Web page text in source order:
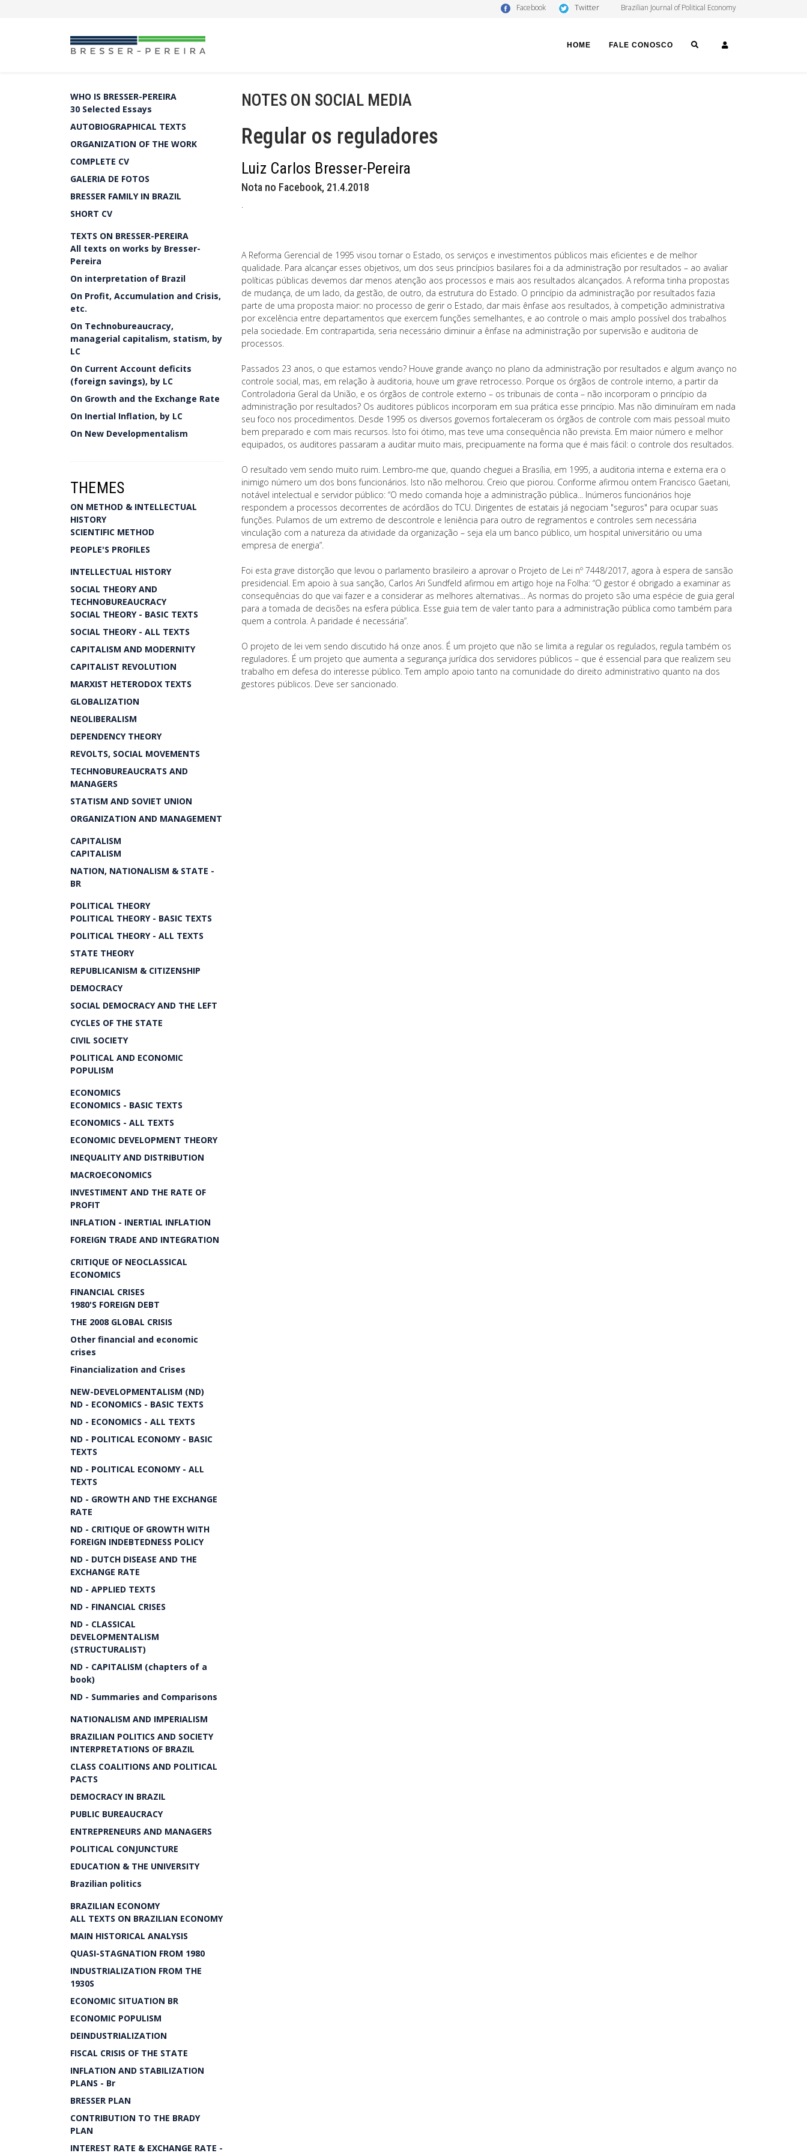
Facebook Twitter Brazilian Journal of Political Economy
HOME FALE CONOSCO SEARCH
WHO IS BRESSER-PEREIRA
30 Selected Essays
AUTOBIOGRAPHICAL TEXTS
ORGANIZATION OF THE WORK
COMPLETE CV
GALERIA DE FOTOS
BRESSER FAMILY IN BRAZIL
SHORT CV
TEXTS ON BRESSER-PEREIRA
All texts on works by Bresser-
Pereira
On interpretation of Brazil
On Profit, Accumulation and Crisis,
etc.
On Technobureaucracy,
managerial capitalism, statism, by
LC
On Current Account deficits
(foreign savings), by LC
On Growth and the Exchange Rate
On Inertial Inflation, by LC
On New Developmentalism
THEMES
ON METHOD & INTELLECTUAL
HISTORY
SCIENTIFIC METHOD
PEOPLE'S PROFILES
INTELLECTUAL HISTORY
SOCIAL THEORY AND
TECHNOBUREAUCRACY
SOCIAL THEORY - BASIC TEXTS
SOCIAL THEORY - ALL TEXTS
CAPITALISM AND MODERNITY
CAPITALIST REVOLUTION
MARXIST HETERODOX TEXTS
GLOBALIZATION
NEOLIBERALISM
DEPENDENCY THEORY
REVOLTS, SOCIAL MOVEMENTS
TECHNOBUREAUCRATS AND
MANAGERS
STATISM AND SOVIET UNION
ORGANIZATION AND MANAGEMENT
CAPITALISM
CAPITALISM
NATION, NATIONALISM & STATE -
BR
POLITICAL THEORY
POLITICAL THEORY - BASIC TEXTS
POLITICAL THEORY - ALL TEXTS
STATE THEORY
REPUBLICANISM & CITIZENSHIP
DEMOCRACY
SOCIAL DEMOCRACY AND THE LEFT
CYCLES OF THE STATE
CIVIL SOCIETY
POLITICAL AND ECONOMIC
POPULISM
ECONOMICS
ECONOMICS - BASIC TEXTS
ECONOMICS - ALL TEXTS
ECONOMIC DEVELOPMENT THEORY
INEQUALITY AND DISTRIBUTION
MACROECONOMICS
INVESTIMENT AND THE RATE OF
PROFIT
INFLATION - INERTIAL INFLATION
FOREIGN TRADE AND INTEGRATION
CRITIQUE OF NEOCLASSICAL
ECONOMICS
FINANCIAL CRISES
1980'S FOREIGN DEBT
THE 2008 GLOBAL CRISIS
Other financial and economic
crises
Financialization and Crises
NEW-DEVELOPMENTALISM (ND)
ND - ECONOMICS - BASIC TEXTS
ND - ECONOMICS - ALL TEXTS
ND - POLITICAL ECONOMY - BASIC
TEXTS
ND - POLITICAL ECONOMY - ALL
TEXTS
ND - GROWTH AND THE EXCHANGE
RATE
ND - CRITIQUE OF GROWTH WITH
FOREIGN INDEBTEDNESS POLICY
ND - DUTCH DISEASE AND THE
EXCHANGE RATE
ND - APPLIED TEXTS
ND - FINANCIAL CRISES
ND - CLASSICAL
DEVELOPMENTALISM
(STRUCTURALIST)
ND - CAPITALISM (chapters of a
book)
ND - Summaries and Comparisons
NATIONALISM AND IMPERIALISM
BRAZILIAN POLITICS AND SOCIETY
INTERPRETATIONS OF BRAZIL
CLASS COALITIONS AND POLITICAL
PACTS
DEMOCRACY IN BRAZIL
PUBLIC BUREAUCRACY
ENTREPRENEURS AND MANAGERS
POLITICAL CONJUNCTURE
EDUCATION & THE UNIVERSITY
Brazilian politics
BRAZILIAN ECONOMY
ALL TEXTS ON BRAZILIAN ECONOMY
MAIN HISTORICAL ANALYSIS
QUASI-STAGNATION FROM 1980
INDUSTRIALIZATION FROM THE
1930S
ECONOMIC SITUATION BR
ECONOMIC POPULISM
DEINDUSTRIALIZATION
FISCAL CRISIS OF THE STATE
INFLATION AND STABILIZATION
PLANS - Br
BRESSER PLAN
CONTRIBUTION TO THE BRADY
PLAN
INTEREST RATE & EXCHANGE RATE -
NOTES ON SOCIAL MEDIA
Regular os reguladores
Luiz Carlos Bresser-Pereira
Nota no Facebook, 21.4.2018
.
A Reforma Gerencial de 1995 visou tornar o Estado, os serviços e investimentos públicos mais eficientes e de melhor
qualidade. Para alcançar esses objetivos, um dos seus princípios basilares foi a da administração por resultados – ao avaliar
políticas públicas devemos dar menos atenção aos processos e mais aos resultados alcançados. A reforma tinha propostas
de mudança, de um lado, da gestão, de outro, da estrutura do Estado. O princípio da administração por resultados fazia
parte de uma proposta maior: no processo de gerir o Estado, dar mais ênfase aos resultados, à competição administrativa
por excelência entre departamentos que exercem funções semelhantes, e ao controle o mais amplo possível dos trabalhos
pela sociedade. Em contrapartida, seria necessário diminuir a ênfase na administração por supervisão e auditoria de
processos.
Passados 23 anos, o que estamos vendo? Houve grande avanço no plano da administração por resultados e algum avanço no
controle social, mas, em relação à auditoria, houve um grave retrocesso. Porque os órgãos de controle interno, a partir da
Controladoria Geral da União, e os órgãos de controle externo – os tribunais de conta – não incorporam o princípio da
administração por resultados? Os auditores públicos incorporam em sua prática esse princípio. Mas não diminuíram em nada
seu foco nos procedimentos. Desde 1995 os diversos governos fortaleceram os órgãos de controle com mais pessoal muito
bem preparado e com mais recursos. Isto foi ótimo, mas teve uma consequência não prevista. Em maior número e melhor
equipados, os auditores passaram a auditar muito mais, precipuamente na forma que é mais fácil: o controle dos resultados.
O resultado vem sendo muito ruim. Lembro-me que, quando cheguei a Brasília, em 1995, a auditoria interna e externa era o
inimigo número um dos bons funcionários. Isto não melhorou. Creio que piorou. Conforme afirmou ontem Francisco Gaetani,
notável intelectual e servidor público: “O medo comanda hoje a administração pública... Inúmeros funcionários hoje
respondem a processos decorrentes de acórdãos do TCU. Dirigentes de estatais já negociam "seguros" para ocupar suas
funções. Pulamos de um extremo de descontrole e leniência para outro de regramentos e controles sem necessária
vinculação com a natureza da atividade da organização – seja ela um banco público, um hospital universitário ou uma
empresa de energia”.
Foi esta grave distorção que levou o parlamento brasileiro a aprovar o Projeto de Lei nº 7448/2017, agora à espera de sansão
presidencial. Em apoio à sua sanção, Carlos Ari Sundfeld afirmou em artigo hoje na Folha: “O gestor é obrigado a examinar as
consequências do que vai fazer e a considerar as melhores alternativas... As normas do projeto são uma espécie de guia geral
para a tomada de decisões na esfera pública. Esse guia tem de valer tanto para a administração pública como também para
quem a controla. A paridade é necessária”.
O projeto de lei vem sendo discutido há onze anos. É um projeto que não se limita a regular os regulados, regula também os
reguladores. É um projeto que aumenta a segurança jurídica dos servidores públicos – que é essencial para que realizem seu
trabalho em defesa do interesse público. Tem amplo apoio tanto na comunidade do direito administrativo quanto na dos
gestores públicos. Deve ser sancionado.